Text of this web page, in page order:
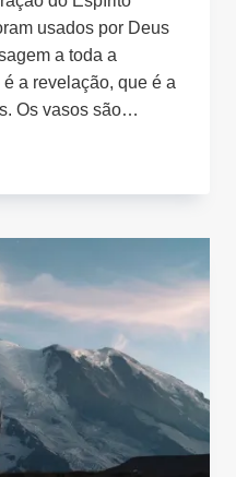
usados por Deus
a toda a
a revelação, que é a
Os vasos são…